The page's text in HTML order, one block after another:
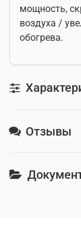
мощность,
воздуха /
обогрева.
Отзывы